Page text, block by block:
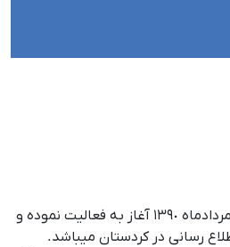
آژانس خبررسانی کُردپا یکم مردادماه ١٣٩٠ آغاز به فعالیت نموده و
هدف از راه‌اندازی آن، خلاء اطلاع رسانی در کردستان می‎باشد.